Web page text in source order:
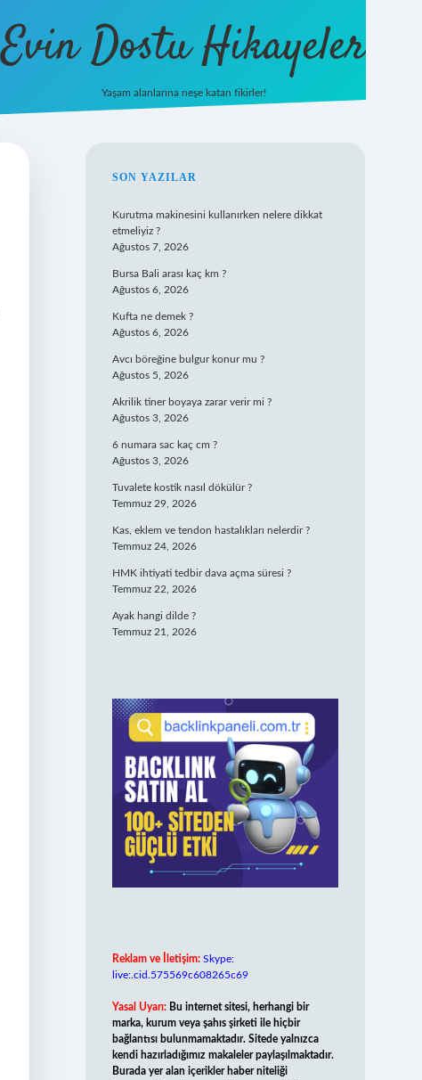
Evin Dostu Hikayeler
Yaşam alanlarına neşe katan fikirler!
SIDEBAR
SON YAZILAR
Kurutma makinesini kullanırken nelere dikkat
etmeliyiz ?
Ağustos 7, 2026
Bursa Bali arası kaç km ?
Ağustos 6, 2026
Kufta ne demek ?
Ağustos 6, 2026
Avcı böreğine bulgur konur mu ?
Ağustos 5, 2026
Akrilik tiner boyaya zarar verir mi ?
Ağustos 3, 2026
6 numara sac kaç cm ?
Ağustos 3, 2026
Tuvalete kostik nasıl dökülür ?
Temmuz 29, 2026
Kas, eklem ve tendon hastalıkları nelerdir ?
Temmuz 24, 2026
HMK ihtiyati tedbir dava açma süresi ?
Temmuz 22, 2026
Ayak hangi dilde ?
Temmuz 21, 2026
Reklam ve İletişim: Skype:
live:.cid.575569c608265c69
Yasal Uyarı: Bu internet sitesi, herhangi bir
marka, kurum veya şahıs şirketi ile hiçbir
bağlantısı bulunmamaktadır. Sitede yalnızca
kendi hazırladığımız makaleler paylaşılmaktadır.
Burada yer alan içerikler haber niteliği